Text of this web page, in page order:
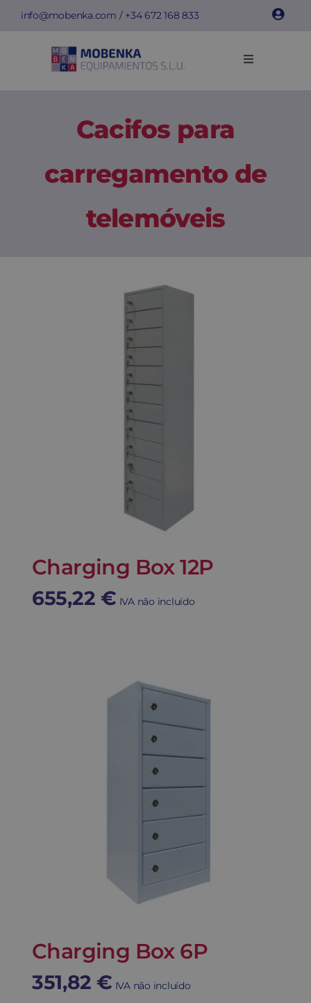
Skipinfo@mobenka.com / +34672 168 833
Toggle
Instalações
Cacifos para
carregamento de
telemóveis
Charging Box 12P
655,22 € IVA não incluído
Charging Box 6P
351,82 € IVA não incluído